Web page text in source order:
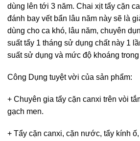
dùng lên tới 3 năm. Chai xịt tẩy cặn
đánh bay vết bẩn lâu năm này sẽ là
dùng cho ca khó, lâu năm, chuyên
suất tẩy 1 tháng sử dụng chất này 1
suất sử dụng và mức độ khoáng
Công Dụng tuyệt vời của sản phẩm:
+ Chuyên gia tẩy cặn canxi trên vòi
gạch men.
+ Tẩy cặn canxi, cặn nước, tẩy kính